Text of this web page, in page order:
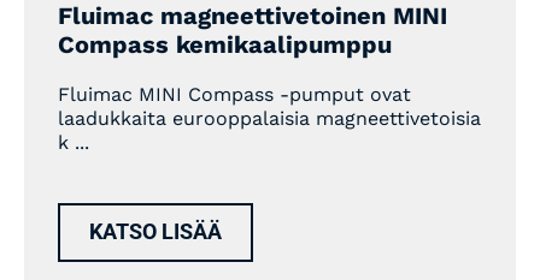
Fluimac magneettivetoinen MINI
Compass kemikaalipumppu
Fluimac MINI Compass -pumput ovat
laadukkaita eurooppalaisia magneettivetoisia
k ...
KATSO LISÄÄ